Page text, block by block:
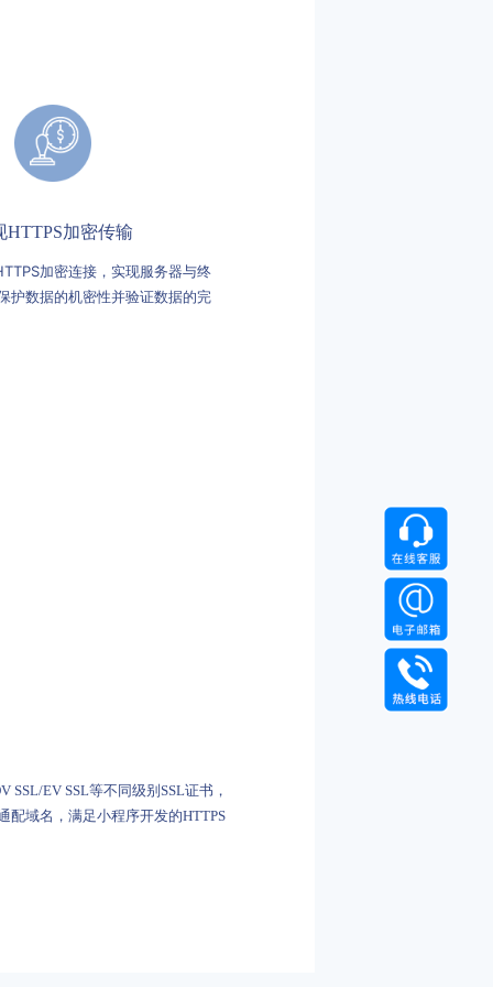
HTTPS加密传输
加密连接，实现服务器与终
护数据的机密性并验证数据的完
SSL/EV SSL等不同级别SSL证书，
配域名，满足小程序开发的HTTPS